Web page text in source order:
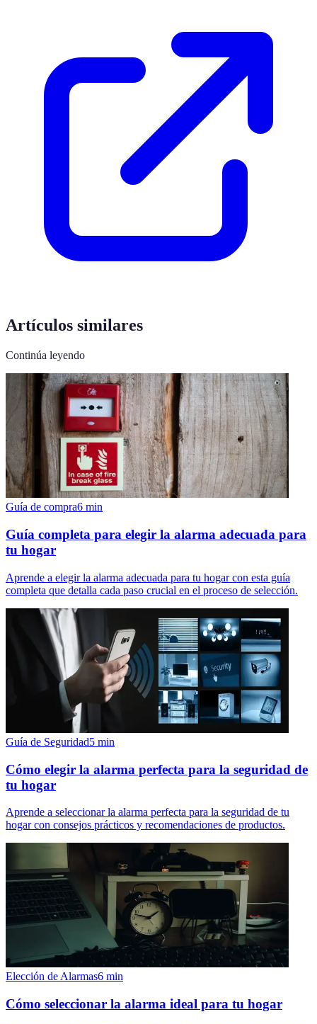
Artículos similares
Continúa leyendo
Guía de compra6 min
Guía completa para elegir la alarma adecuada para
tu hogar
Aprende a elegir la alarma adecuada para tu hogar con esta guía
completa que detalla cada paso crucial en el proceso de selección.
Guía de Seguridad5 min
Cómo elegir la alarma perfecta para la seguridad de
tu hogar
Aprende a seleccionar la alarma perfecta para la seguridad de tu
hogar con consejos prácticos y recomendaciones de productos.
Elección de Alarmas6 min
Cómo seleccionar la alarma ideal para tu hogar